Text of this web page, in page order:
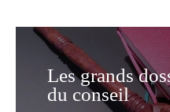
Les grands
du conseil